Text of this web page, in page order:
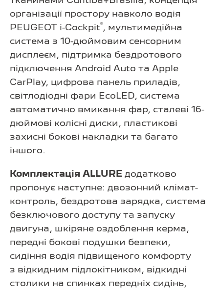
організації простору навколо водія
PEUGEOT i-Cockpit®, мультимедійна
система з 10-дюймовим сенсорним
дисплеєм, підтримка бездротового
підключення Android Auto та Apple
CarPlay, цифрова панель приладів,
світлодіодні фари EcoLED, система
автоматично вмикання фар, сталеві 16-
дюймові колісні диски, пластикові
захисні бокові накладки та багато
іншого.
Комплектація ALLURE додатково
пропонує наступне: двозонний клімат-
контроль, бездротова зарядка, система
безключового доступу та запуску
двигуна, шкіряне оздоблення керма,
передні бокові подушки безпеки,
сидіння водія підвищеного комфорту
з відкидним підлокітником, відкидні
столики на спинках передніх сидінь,